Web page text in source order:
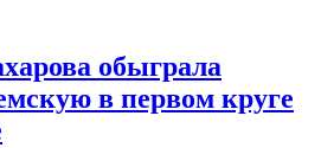
обыграла
в первом круге